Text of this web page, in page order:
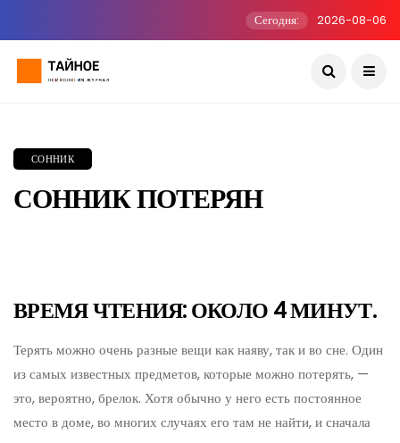
Сегодня: 2026-08-06
СОННИК
СОННИК ПОТЕРЯН
ВРЕМЯ ЧТЕНИЯ: ОКОЛО 4 МИНУТ.
Терять можно очень разные вещи как наяву, так и во сне. Один
из самых известных предметов, которые можно потерять, —
это, вероятно, брелок. Хотя обычно у него есть постоянное
место в доме, во многих случаях его там не найти, и сначала